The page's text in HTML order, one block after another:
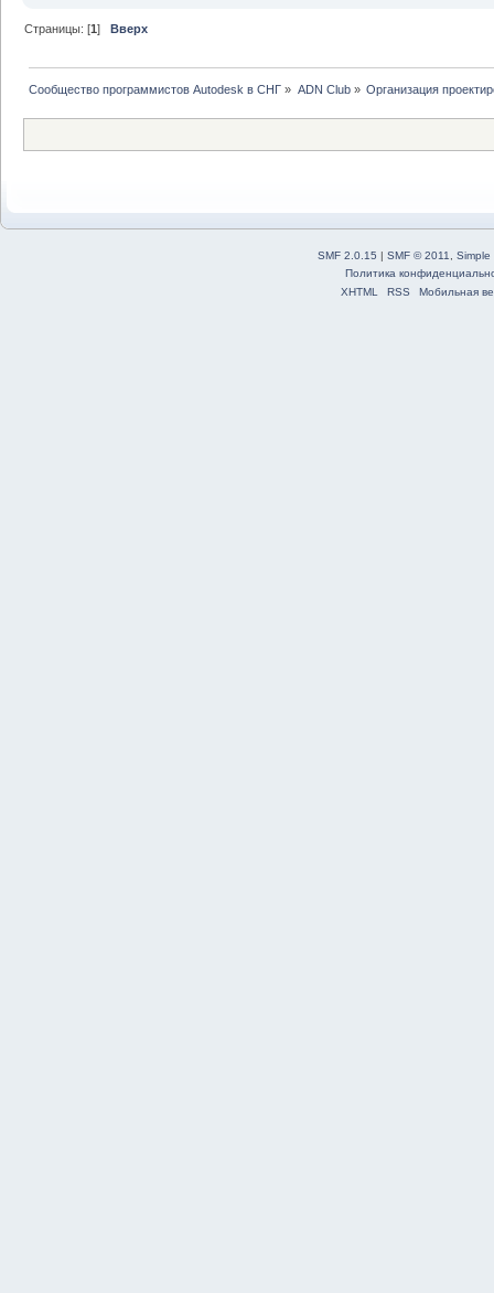
Страницы: [1] Вверх
Сообщество программистов Autodesk в СНГ » ADN Club» Организация
SMF 2.0.15 SMF © 2011, Simple
Политика
XHTML
RSS Мобильная